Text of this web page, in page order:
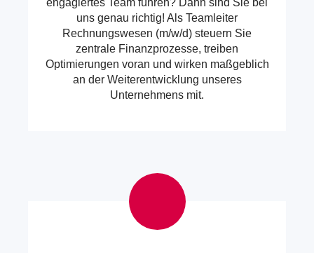
engagiertes Team führen? Dann sind Sie bei
uns genau richtig! Als Teamleiter
Rechnungswesen (m/w/d) steuern Sie
zentrale Finanzprozesse, treiben
Optimierungen voran und wirken maßgeblich
an der Weiterentwicklung unseres
Unternehmens mit.